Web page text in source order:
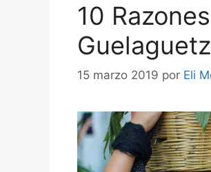
10
15 marzo 2019 por Eli